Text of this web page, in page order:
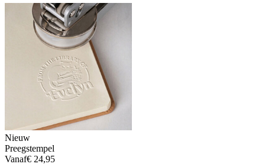
Nieuw
Preegstempel
Vanaf€ 24,95